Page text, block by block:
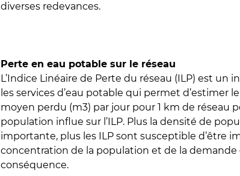
diverses redevances.
Perte en eau potable sur le réseau
L’Indice Linéaire de Perte du réseau (ILP) est un
les services d’eau potable qui permet d’estimer
moyen perdu (m3) par jour pour 1 km de réseau
population influe sur l’ILP. Plus la densité de
importante, plus les ILP sont susceptible d’être
concentration de la population et de la demande
conséquence.